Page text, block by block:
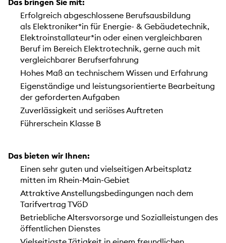
Das bringen Sie mit:
Erfolgreich abgeschlossene Berufsausbildung
als Elektroniker*in für Energie- & Gebäudetechnik,
Elektroinstallateur*in oder einen vergleichbaren
Beruf im Bereich Elektrotechnik, gerne auch mit
vergleichbarer Berufserfahrung
Hohes Maß an technischem Wissen und Erfahrung
Eigenständige und leistungsorientierte Bearbeitung
der geforderten Aufgaben
Zuverlässigkeit und seriöses Auftreten
Führerschein Klasse B
Das bieten wir Ihnen:
Einen sehr guten und vielseitigen Arbeitsplatz
mitten im Rhein-Main-Gebiet
Attraktive Anstellungsbedingungen nach dem
Tarifvertrag TVöD
Betriebliche Altersvorsorge und Sozialleistungen des
öffentlichen Dienstes